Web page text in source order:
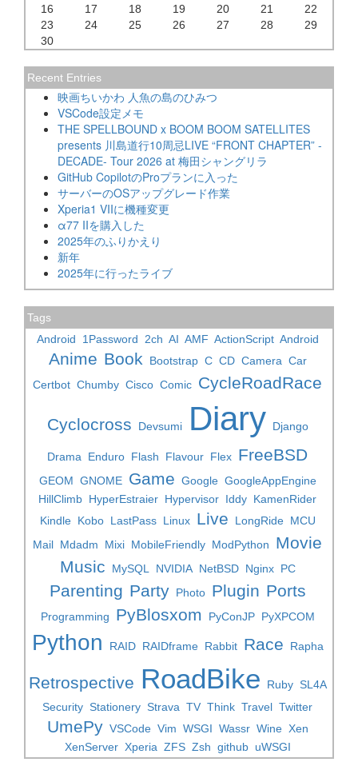
16
17 18 19 20 21
22
23
24 25 26 27 28
29
30
Recent Entries
映画ちいかわ 人魚の島のひみつ
VSCode設定メモ
THE SPELLBOUND x BOOM BOOM SATELLITES
presents 川島道行10周忌LIVE “FRONT CHAPTER” -
DECADE- Tour 2026 at 梅田シャングリラ
GitHub CopilotのProプランに入った
サーバーのOSアップグレード作業
Xperia1 VIIに機種変更
α77 IIを購入した
2025年のふりかえり
新年
2025年に行ったライブ
Tags
Android
1Password 2ch AI AMF ActionScript Android
Anime Book Bootstrap C CD Camera Car
Certbot Chumby Cisco Comic CycleRoadRace
Cyclocross Devsumi Diary Django
Drama Enduro Flash Flavour Flex FreeBSD
GEOM GNOME Game Google GoogleAppEngine
HillClimb HyperEstraier Hypervisor Iddy KamenRider
Kindle Kobo LastPass Linux Live LongRide MCU
Mail Mdadm Mixi MobileFriendly ModPython
Movie
Music
MySQL NVIDIA NetBSD Nginx PC
Parenting Party Photo Plugin Ports
Programming PyBlosxom PyConJP PyXPCOM
Python RAID RAIDframe Rabbit Race Rapha
Retrospective RoadBike Ruby SL4A
Security Stationery Strava TV Think Travel Twitter
UmePy VSCode Vim WSGI Wassr Wine Xen
XenServer Xperia ZFS Zsh github uWSGI